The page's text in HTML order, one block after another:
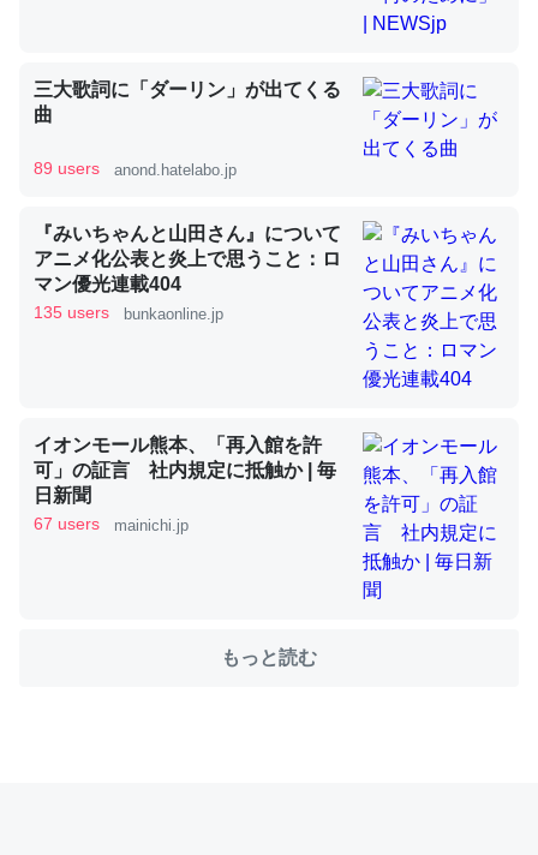
論文では「淡水はカルシウムも酸素も不足してて両方に不
利だから両方が拮抗してるのでは」とあって面白い。海に
いる鋏角類（カブトガニ・ウミグモ）はカルシウムを使わ
─ニュース :: 【研究発表】昆虫学の大問題＝「昆虫はなぜ海にいな
いのか」に関する新仮説
これを元に考えるとカルシウムを大量に使う脊椎動物と貝
ジになったり努力してるし。
─ニュース :: 【研究発表】昆虫学の大問題＝「昆虫はなぜ海にいな
いのか」に関する新仮説
ウチもEchoを実家に置いて４年。でたまに覗いてる。ぼ
三大歌詞に「ダーリン」が出てくる
曲
89 users anond.hatelabo.jp
『みいちゃんと山田さん』について
アニメ化公表と炎上で思うこと：ロ
マン優光連載404
135 users bunkaonline.jp
イオンモール熊本、「再入館を許
可」の証言 社内規定に抵触か | 毎
日新聞
67 users mainichi.jp
もっと読む